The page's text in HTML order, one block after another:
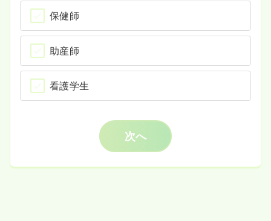
保健師
助産師
看護学生
次へ